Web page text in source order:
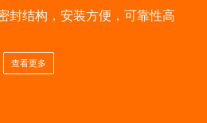
封结构，安装方便，可靠性高
查看更多